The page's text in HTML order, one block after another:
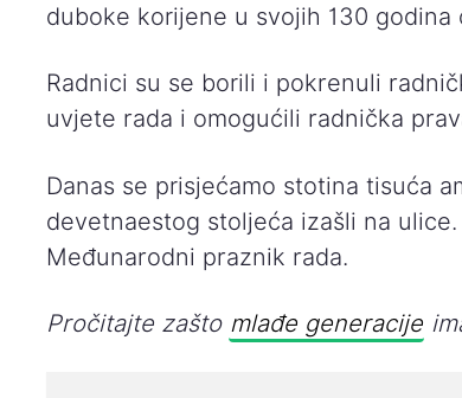
duboke korijene u svojih 130 godina
Radnici su se borili i pokrenuli
uvjete rada i omogućili radnička
Danas se prisjećamo stotina tisuća
devetnaestog stoljeća izašli na
Međunarodni praznik rada.
Pročitajte zašto mlađe generacije